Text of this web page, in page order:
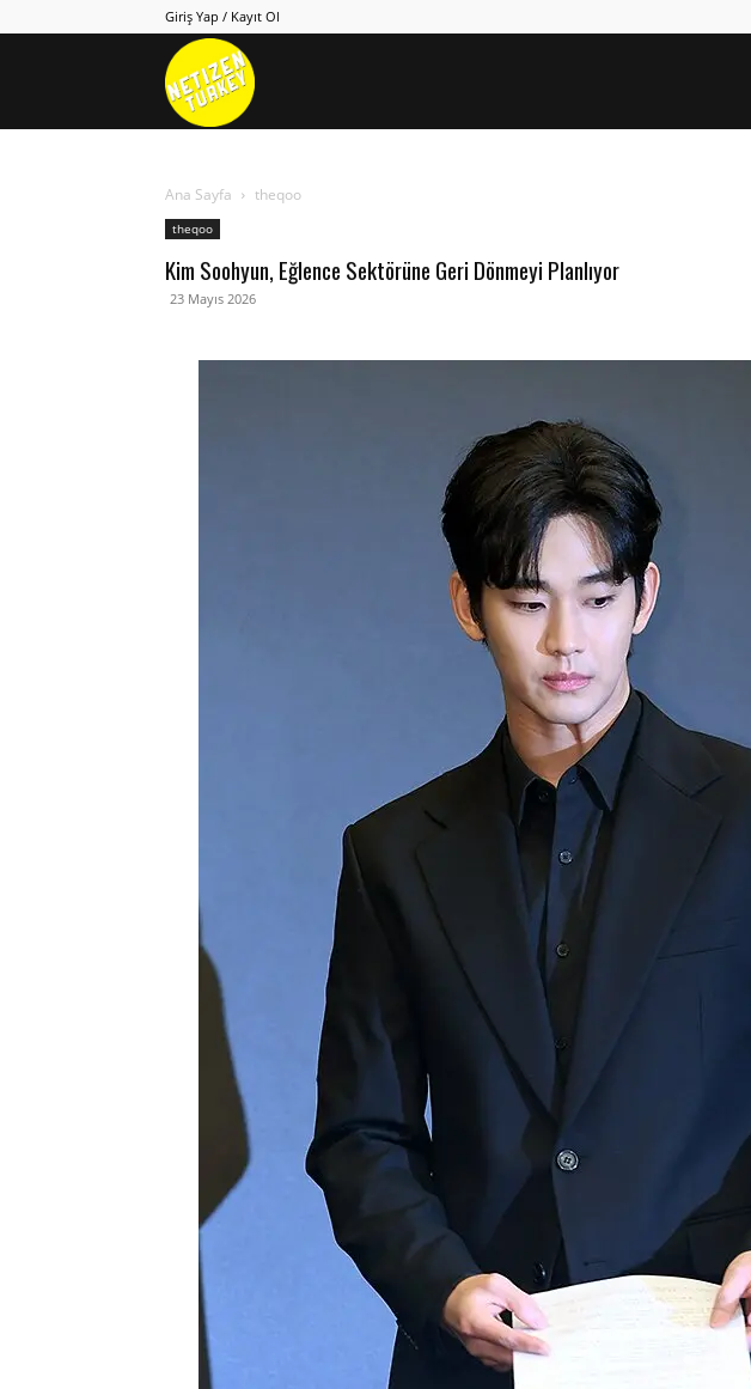
Giriş Yap / Kayıt Ol
Netizen
Ana Sayfa theqoo
theqoo
Kim Soohyun, Eğlence Sektörüne Geri Dönmeyi Planlıyor
23 Mayıs 2026